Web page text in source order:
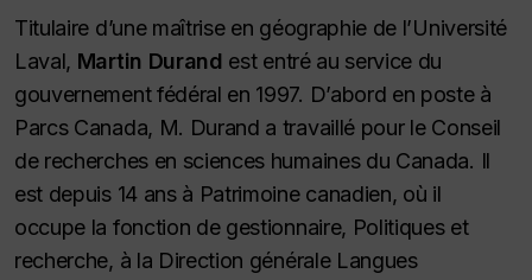
Titulaire d’une maîtrise en géographie de l’Université
Laval, Martin Durand est entré au service du
gouvernement fédéral en 1997. D’abord en poste à
Parcs Canada, M. Durand a travaillé pour le Conseil
de recherches en sciences humaines du Canada. Il
est depuis 14 ans à Patrimoine canadien, où il
occupe la fonction de gestionnaire, Politiques et
recherche, à la Direction générale Langues